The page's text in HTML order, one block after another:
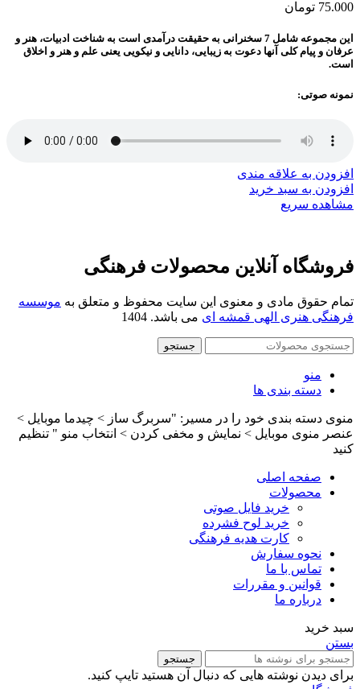
75.000 تومان
این مجموعه شامل 7 سخنرانی‌ به حقیقت درآمدی است به شناخت ادبیات، هنر و
عرفان و پیام کلی آنها دعوت به زیبایی، دانایی و نیکویی یعنی علم و هنر و اخلاق
است.
نمونه صوتی:
افزودن به علاقه مندی
افزودن به سبد خرید
مشاهده سریع
فروشگاه آنلاین محصولات فرهنگی
تمام حقوق مادی و معنوی این سایت محفوظ و متعلق به موسسه
فرهنگی هنری الهی قمشه ای می باشد. 1404
جستجو
منو
دسته بندی ها
منوی دسته بندی خود را در مسیر: "سربرگ ساز > چیدما موبایل >
عنصر منوی موبایل > نمایش و مخفی کردن > انتخاب منو " تنظیم
کنید
صفحه اصلی
محصولات
خرید فایل صوتی
خرید لوح فشرده
کارت هدیه فرهنگی
نحوه سفارش
تماس با ما
قوانین و مقررات
درباره ما
سبد خرید
بستن
جستجو
برای دیدن نوشته هایی که دنبال آن هستید تایپ کنید.